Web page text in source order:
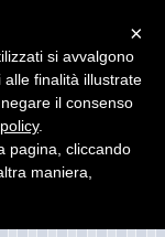
ha sede presso il
×
si avvalgono
finalità illustrate
il consenso
.
pagina, cliccando
maniera,